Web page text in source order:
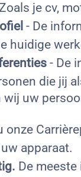
je cv,
- De
huidige
- De
die jij
uw
onze
apparaat.
De